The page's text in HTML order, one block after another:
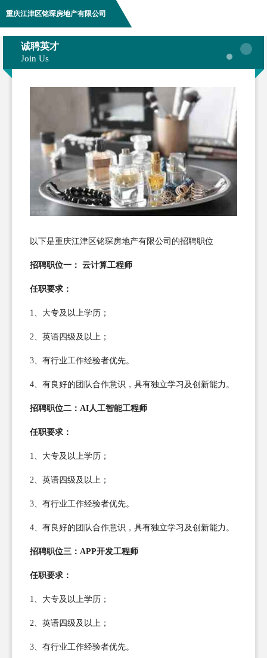
重庆江津区铭琛房地产有限公司
诚聘英才
Join Us
以下是重庆江津区铭琛房地产有限公司的招聘职位
招聘职位一： 云计算工程师
任职要求：
1、大专及以上学历；
2、英语四级及以上；
3、有行业工作经验者优先。
4、有良好的团队合作意识，具有独立学习及创新能力。
招聘职位二：AI人工智能工程师
任职要求：
1、大专及以上学历；
2、英语四级及以上；
3、有行业工作经验者优先。
4、有良好的团队合作意识，具有独立学习及创新能力。
招聘职位三：APP开发工程师
任职要求：
1、大专及以上学历；
2、英语四级及以上；
3、有行业工作经验者优先。